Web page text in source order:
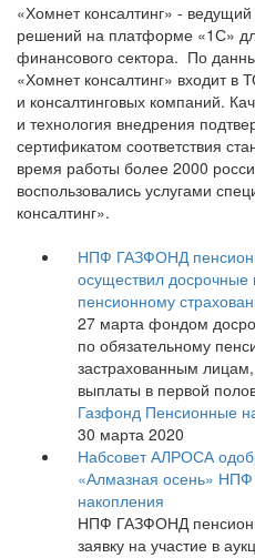
«Хомнет консалтинг» -
решений на платформе «1С»
финансового сектора. По
«Хомнет консалтинг» входит в
и консалтинговых компаний.
и технология внедрения
сертификатом соответствия
время работы более 2000
воспользовались услугами
консалтинг».
НПФ ГАЗФОНД
осуществил
пенсионному
27 марта фондом
по обязательному
застрахованным
выплаты в первой
Газфонд Пенсионные
30 марта 2020
Набсовет АЛРОСА
«Алмазная осень»
накопления
НПФ ГАЗФОНД
заявку на участие в